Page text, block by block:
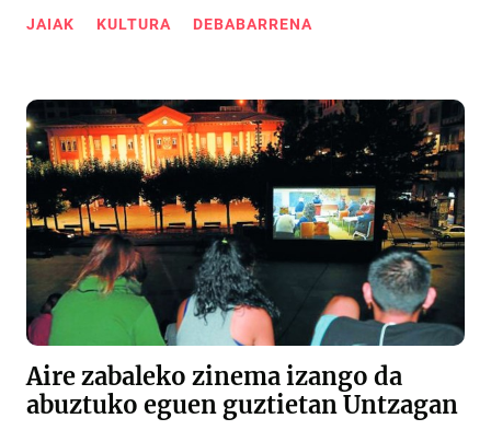
JAIAK KULTURA DEBABARRENA
Aire zabaleko zinema izango da
abuztuko eguen guztietan Untzagan